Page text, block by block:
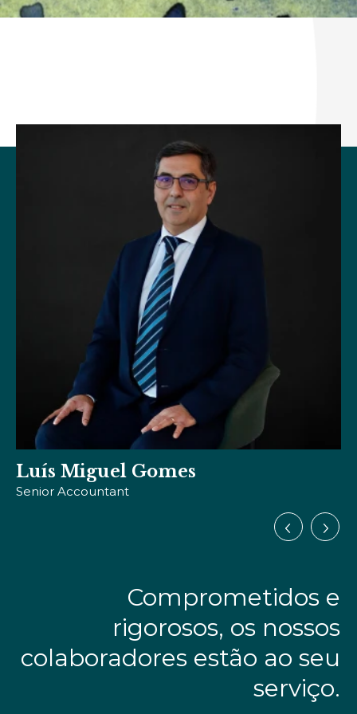
Susana Brazão
Solicitadora
Comprometidos e
rigorosos, os nossos
colaboradores estão ao seu
serviço.